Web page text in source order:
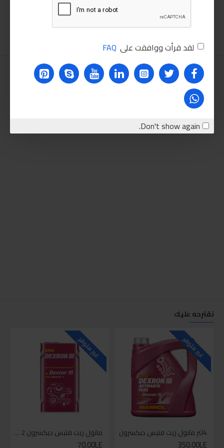
لقد قرأت ووافقت على FAQ
Don't show again.
اضافة للسلة
نقترحه عليك
غير متوفر
4لتر مانول زيت فتيس ديكسرون
350.00LE
غير متوفر
مانول زيت فتيس ديكسرون 2 لتر واحد
70.00LE